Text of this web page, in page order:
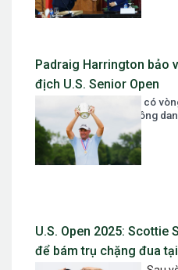
Padraig Harrington bảo
địch U.S. Senior Open
Padraig Harrington đã có
hảo để bảo vệ thành công
U.S. Open 2025:
để bám trụ chặng đua